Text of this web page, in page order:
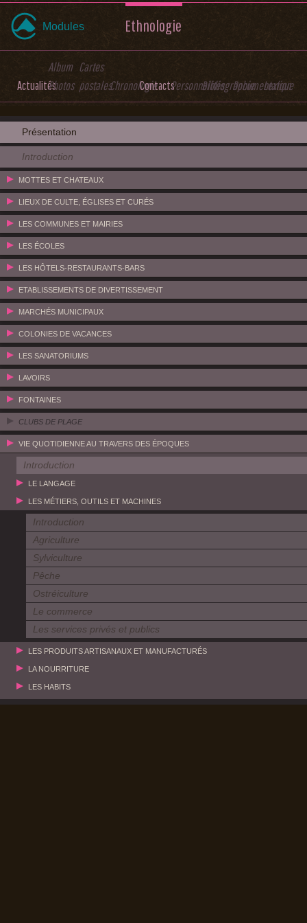
Modules Ethnologie
Actualités
Album
Photos
Cartes
postalesChronologieContactsPersonnalitésBibliographieDocumentation
Lexique
Présentation
Introduction
MOTTES ET CHATEAUX
LIEUX DE CULTE, ÉGLISES ET CURÉS
LES COMMUNES ET MAIRIES
LES ÉCOLES
LES HÔTELS-RESTAURANTS-BARS
ETABLISSEMENTS DE DIVERTISSEMENT
MARCHÉS MUNICIPAUX
COLONIES DE VACANCES
LES SANATORIUMS
LAVOIRS
FONTAINES
CLUBS DE PLAGE
VIE QUOTIDIENNE AU TRAVERS DES ÉPOQUES
Introduction
LE LANGAGE
LES MÉTIERS, OUTILS ET MACHINES
Introduction
Agriculture
Sylviculture
Pêche
Ostréiculture
Le commerce
Les services privés et publics
LES PRODUITS ARTISANAUX ET MANUFACTURÉS
LA NOURRITURE
LES HABITS